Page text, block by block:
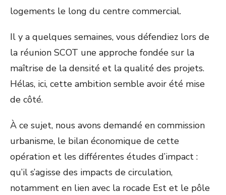
logements le long du centre commercial.
Il y a quelques semaines, vous défendiez lors de
la réunion SCOT une approche fondée sur la
maîtrise de la densité et la qualité des projets.
Hélas, ici, cette ambition semble avoir été mise
de côté.
À ce sujet, nous avons demandé en commission
urbanisme, le bilan économique de cette
opération et les différentes études d’impact :
qu’il s’agisse des impacts de circulation,
notamment en lien avec la rocade Est et le pôle